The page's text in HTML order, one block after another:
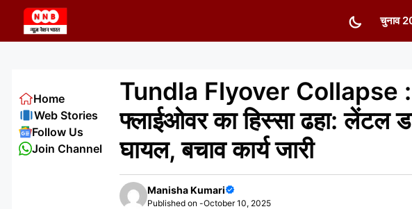
content
चुनाव
Tundla Flyover Collapse :
फ्लाईओवर का हिस्सा ढहा: लेंटल
घायल, बचाव कार्य जारी
Manisha Kumari
Published on -October 10, 2025
Home
Web Stories
Follow Us
Join Channel